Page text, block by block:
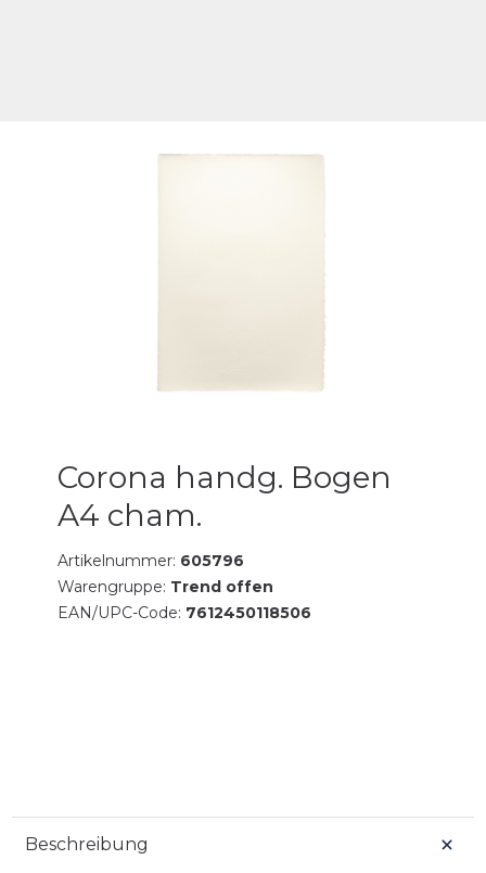
Corona handg. Bogen
A4 cham.
Artikelnummer: 605796
Warengruppe: Trend offen
EAN/UPC-Code: 7612450118506
Beschreibung